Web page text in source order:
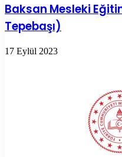
Baksan Mesleki
Tepebaşı)
17 Eylül 2023